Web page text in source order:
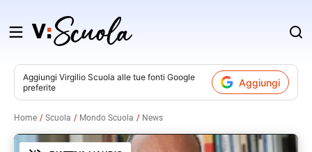
Salta
contenuto
Aggiungi Virgilio Scuola alle tue fonti Google
preferite
Aggiungi
Home Scuola Mondo Scuola News